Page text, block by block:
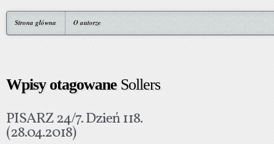
Strona główna O autorze
Wpisy otagowaneSollers
PISARZ 24/7. Dzień 118.
(28.04.2018)